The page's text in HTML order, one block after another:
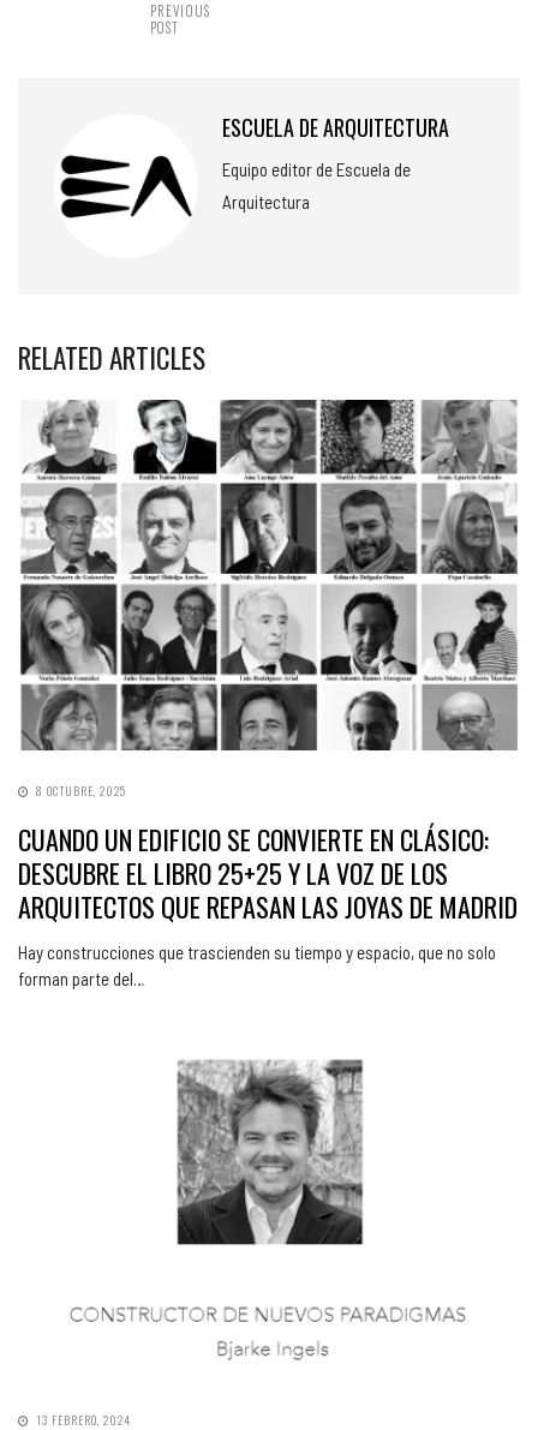
PREVIOUS
POST
ESCUELA DE ARQUITECTURA
Equipo editor de Escuela de
Arquitectura
RELATED ARTICLES
8 OCTUBRE, 2025
CUANDO UN EDIFICIO SE CONVIERTE EN CLÁSICO:
DESCUBRE EL LIBRO 25+25 Y LA VOZ DE LOS
ARQUITECTOS QUE REPASAN LAS JOYAS DE MADRID
Hay construcciones que trascienden su tiempo y espacio, que no solo
forman parte del…
13 FEBRERO, 2024